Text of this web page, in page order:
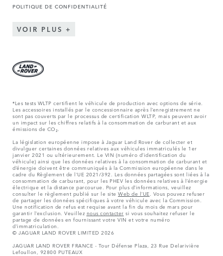
POLITIQUE DE CONFIDENTIALITÉ
VOIR PLUS
*Les tests WLTP certifient le véhicule de production avec options de série.
Les accessoires installés par le concessionnaire après l’enregistrement ne
sont pas couverts par le processus de certification WLTP, mais peuvent avoir
un impact sur les chiffres relatifs à la consommation de carburant et aux
émissions de CO₂.
La législation européenne impose à Jaguar Land Rover de collecter et
divulguer certaines données relatives aux véhicules immatriculés le 1er
janvier 2021 ou ultérieurement. Le VIN (numéro d’identification du
véhicule) ainsi que les données relatives à la consommation de carburant et
d’énergie doivent être communiqués à la Commission européenne dans le
cadre du Règlement de l’UE 2021/392. Les données partagées sont liées à la
consommation de carburant, pour les PHEV les données relatives à l’énergie
électrique et la distance parcourue. Pour plus d’informations, veuillez
consulter le règlement publié sur le site Web de l’UE . Vous pouvez refuser
de partager les données spécifiques à votre véhicule avec la Commission.
Une notification de refus est requise avant la fin du mois de mars pour
garantir l’exclusion. Veuillez nous contacter si vous souhaitez refuser le
partage de données en fournissant votre VIN et votre numéro
d’immatriculation.
© JAGUAR LAND ROVER LIMITED 2026
JAGUAR LAND ROVER FRANCE - Tour Défense Plaza, 23 Rue Delarivière
Lefoullon, 92800 PUTEAUX